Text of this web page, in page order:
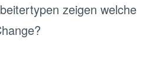
zeigen welche